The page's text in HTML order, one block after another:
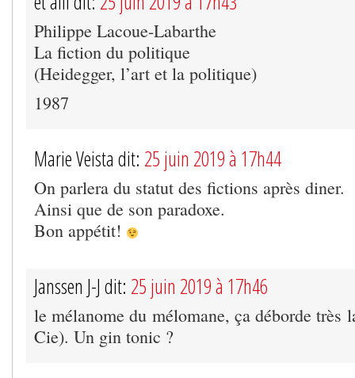
Philippe Lacoue-Labarthe
La fiction du politique
(Heidegger, l’art et la politique)
1987
Marie Veista dit: 25 juin 2019 à 17h44
On parlera du statut des fictions après diner.
Ainsi que de son paradoxe.
Bon appétit!
Janssen J-J dit: 25 juin 2019 à 17h46
le mélanome du mélomane, ça déborde très
Cie). Un gin tonic ?